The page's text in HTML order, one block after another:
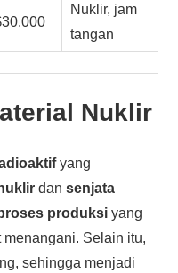
Nuklir, jam
tangan
Nuklir
yang
dan senjata
produksiyang
Selain itu,
sehingga menjadi